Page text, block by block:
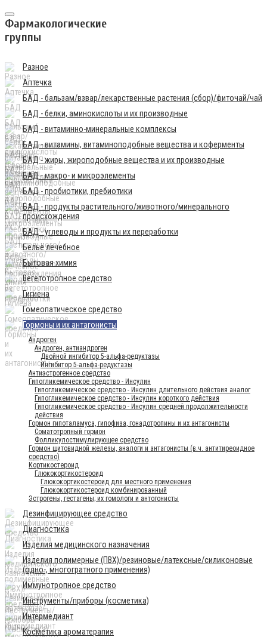
Фармакологические
группы
Разное
Аптечка
БАД - бальзам/взвар/лекарственные растения (сбор)/фиточай/чай
БАД - белки, аминокислоты и их производные
БАД - витаминно-минеральные комплексы
БАД - витамины, витаминоподобные вещества и коферменты
БАД - жиры, жироподобные вещества и их производные
БАД - макро- и микроэлементы
БАД - пробиотики, пребиотики
БАД - продукты растительного/животного/минерального
происхождения
БАД - углеводы и продукты их переработки
Бельё лечебное
Бытовая химия
Вегетотропное средство
Гигиена
Гомеопатическое средство
Гормоны и их антагонисты
Андроген
Андроген, антиандроген
Двойной ингибитор 5-альфа-редуктазы
Ингибитор 5-альфа-редуктазы
Антиэстрогенное средство
Гипогликемическое средство - Инсулин
Гипогликемическое средство - Инсулин длительного действия аналог
Гипогликемическое средство - Инсулин короткого действия
Гипогликемическое средство - Инсулин средней продолжительности
действия
Гормон гипоталамуса, гипофиза, гонадотропины и их антагонисты
Соматотропный гормон
Фолликулостимулирующее средство
Гормон щитовидной железы, аналоги и антагонисты (в.ч. антитиреоидное
средство)
Кортикостероид
Глюкокортикостероид
Глюкокортикостероид для местного применения
Глюкокортикостероид комбинированный
Эстрогены, гестагены; их гомологи и антогонисты
Дезинфицирующее средство
Диагностика
Изделия медицинского назначения
Изделия полимерные (ПВХ)/резиновые/латексные/силиконовые
(одно-, многогратного применения)
Иммунотропное средство
Инструменты/приборы (косметика)
Интермедиант
Косметика ароматерапия